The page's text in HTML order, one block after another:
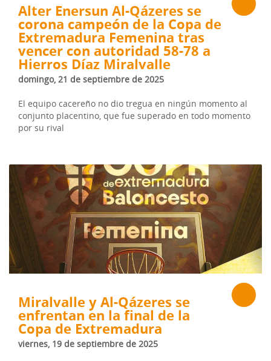
Alter Enersun Al-Qázeres se
corona campeón de la Copa de
Extremadura Femenina tras
vencer con autoridad 58-78 a
Hierros Díaz Miralvalle
domingo, 21 de septiembre de 2025
El equipo cacereño no dio tregua en ningún momento al
conjunto placentino, que fue superado en todo momento
por su rival
Miralvalle y Al-Qázeres se
enfrentan en la final de la
Copa de Extremadura
viernes, 19 de septiembre de 2025